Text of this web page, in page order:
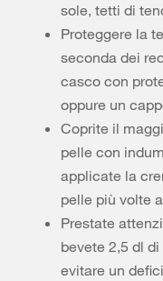
sole, tetti di
Proteggere la
seconda dei
casco con
oppure un
Coprite il
pelle con
applicate la
pelle più volte
Prestate
bevete 2,5 dl
evitare un